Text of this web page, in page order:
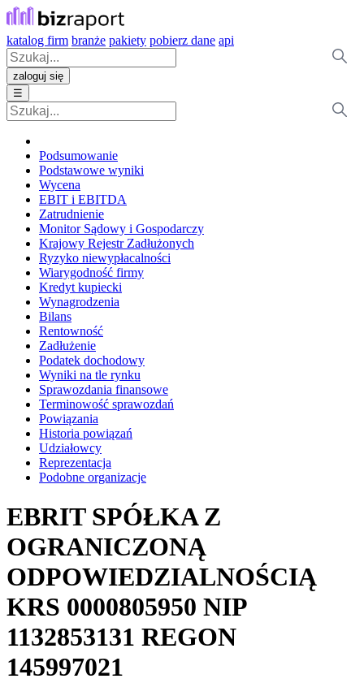
katalog firm branże pakiety pobierz dane api
zaloguj się
☰
Podsumowanie
Podstawowe wyniki
Wycena
EBIT i EBITDA
Zatrudnienie
Monitor Sądowy i Gospodarczy
Krajowy Rejestr Zadłużonych
Ryzyko niewypłacalności
Wiarygodność firmy
Kredyt kupiecki
Wynagrodzenia
Bilans
Rentowność
Zadłużenie
Podatek dochodowy
Wyniki na tle rynku
Sprawozdania finansowe
Terminowość sprawozdań
Powiązania
Historia powiązań
Udziałowcy
Reprezentacja
Podobne organizacje
EBRIT SPÓŁKA Z
OGRANICZONĄ
ODPOWIEDZIALNOŚCIĄ
KRS 0000805950 NIP
1132853131 REGON
145997021